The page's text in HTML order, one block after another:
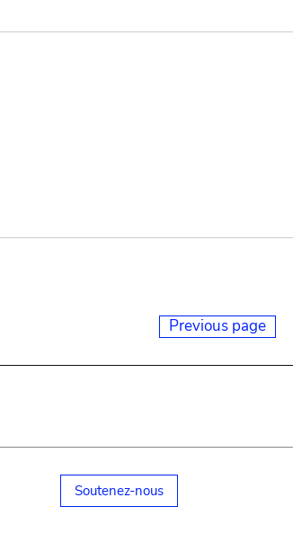
Previous page
Soutenez-nous